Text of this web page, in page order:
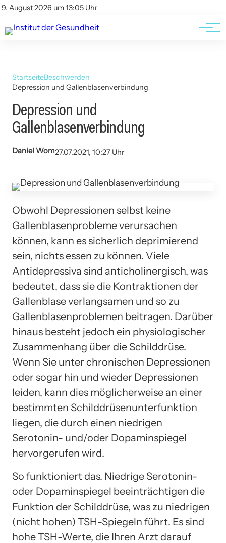
9. August 2026 um 13:05 Uhr
Kontakt
Kontakt
AGBs
StartseiteBeschwerden
Depression und Gallenblasenverbindung
Depression und
Gallenblasenverbindung
Daniel Wom27.07.2021, 10:27 Uhr
Obwohl Depressionen selbst keine
Gallenblasenprobleme verursachen
können, kann es sicherlich deprimierend
sein, nichts essen zu können. Viele
Antidepressiva sind anticholinergisch, was
bedeutet, dass sie die Kontraktionen der
Gallenblase verlangsamen und so zu
Gallenblasenproblemen beitragen. Darüber
hinaus besteht jedoch ein physiologischer
Zusammenhang über die Schilddrüse.
Wenn Sie unter chronischen Depressionen
oder sogar hin und wieder Depressionen
leiden, kann dies möglicherweise an einer
bestimmten Schilddrüsenunterfunktion
liegen, die durch einen niedrigen
Serotonin- und/oder Dopaminspiegel
hervorgerufen wird.
So funktioniert das. Niedrige Serotonin-
oder Dopaminspiegel beeinträchtigen die
Funktion der Schilddrüse, was zu niedrigen
(nicht hohen) TSH-Spiegeln führt. Es sind
hohe TSH-Werte, die Ihren Arzt darauf